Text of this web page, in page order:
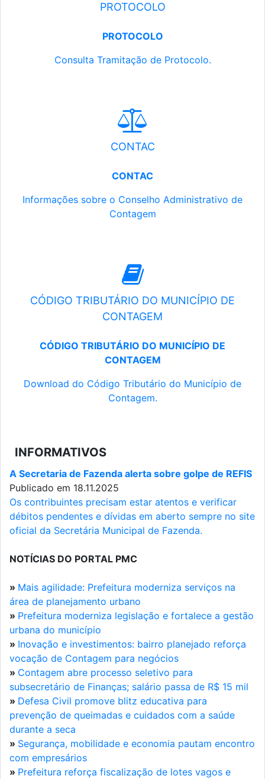
PROTOCOLO
PROTOCOLO
Consulta Tramitação de Protocolo.
CONTAC
CONTAC
Informações sobre o Conselho Administrativo de
Contagem
CÓDIGO TRIBUTÁRIO DO MUNICÍPIO DE
CONTAGEM
CÓDIGO TRIBUTÁRIO DO MUNICÍPIO DE
CONTAGEM
Download do Código Tributário do Município de
Contagem.
INFORMATIVOS
A Secretaria de Fazenda alerta sobre golpe de REFIS
Publicado em 18.11.2025
Os contribuintes precisam estar atentos e verificar
débitos pendentes e dívidas em aberto sempre no site
oficial da Secretária Municipal de Fazenda.
NOTÍCIAS DO PORTAL PMC
» Mais agilidade: Prefeitura moderniza serviços na
área de planejamento urbano
» Prefeitura moderniza legislação e fortalece a gestão
urbana do município
» Inovação e investimentos: bairro planejado reforça
vocação de Contagem para negócios
» Contagem abre processo seletivo para
subsecretário de Finanças; salário passa de R$ 15 mil
» Defesa Civil promove blitz educativa para
prevenção de queimadas e cuidados com a saúde
durante a seca
» Segurança, mobilidade e economia pautam encontro
com empresários
» Prefeitura reforça fiscalização de lotes vagos e